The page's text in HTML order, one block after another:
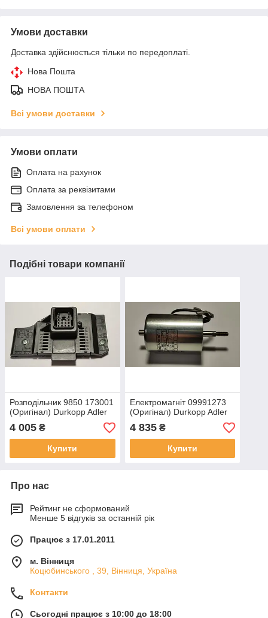
Умови доставки
Доставка здійснюється тільки по передоплаті.
Нова Пошта
НОВА ПОШТА
Всі умови доставки
Умови оплати
Оплата на рахунок
Оплата за реквізитами
Замовлення за телефоном
Всі умови оплати
Подібні товари компанії
Розподільник 9850 173001
(Оригінал) Durkopp Adler
4 005 ₴
Купити
Електромагніт 09991273
(Оригінал) Durkopp Adler
4 835₴
Купити
Про нас
Рейтинг не сформований
Менше 5 відгуків за останній рік
Працює з 17.01.2011
м. Вінниця
Коцюбинського , 39, Вінниця, Україна
Контакти
Сьогодні працює з 10:00 до 18:00